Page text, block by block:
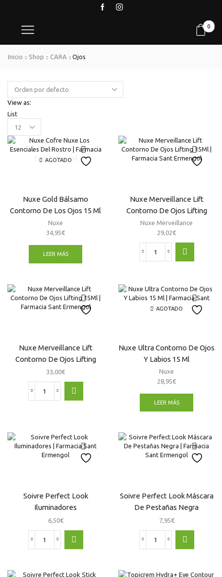
0
Inicio Shop CARA Ojos
View as:
List
per
page
AGOTADO
Nuxe Gold Bálsamo
Contorno De Los Ojos 15 Ml
Nuxe
34,95€
LEER MÁS
Nuxe Merveillance Lift
Contorno De Ojos Lifting
15Ml
Nuxe Merveillance
29,02€
Nuxe
De
Ojos
Lifting
Nuxe Merveillance Lift
Contorno De Ojos Lifting
15Ml
33,00€
Nuxe
Ojos
Lifting
AGOTADO
Nuxe Ultra Contorno De Ojos
Y Labios 15 Ml
Nuxe
28,95€
LEER MÁS
Soivre Perfect Look
Iluminadores
6,50€
Soivre
Iluminadores
Soivre Perfect Look Máscara
De Pestañas Negra
7,95€
Soivre
Máscara